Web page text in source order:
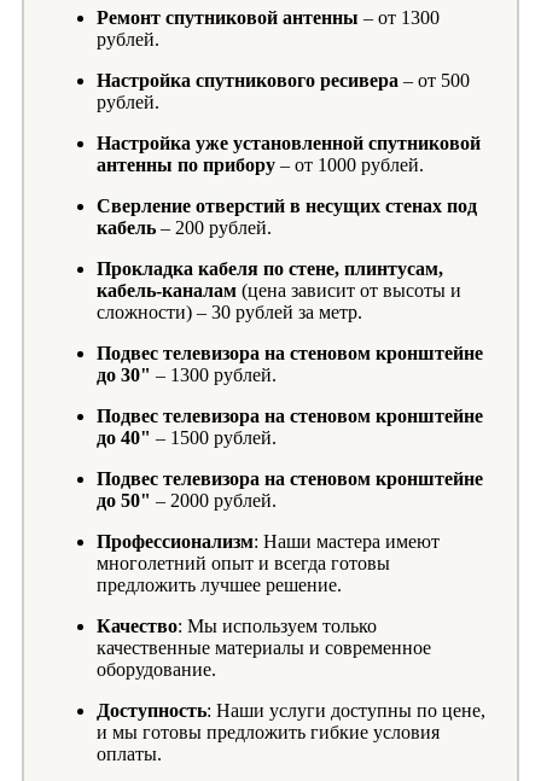
Ремонт спутниковой антенны – от 1300
рублей.
Настройка спутникового ресивера – от 500
рублей.
Настройка уже установленной спутниковой
антенны по прибору – от 1000 рублей.
Сверление отверстий в несущих стенах под
кабель – 200 рублей.
Прокладка кабеля по стене, плинтусам,
кабель-каналам (цена зависит от высоты и
сложности) – 30 рублей за метр.
Подвес телевизора на стеновом кронштейне
до 30" – 1300 рублей.
Подвес телевизора на стеновом кронштейне
до 40" – 1500 рублей.
Подвес телевизора на стеновом кронштейне
до 50" – 2000 рублей.
Профессионализм: Наши мастера имеют
многолетний опыт и всегда готовы
предложить лучшее решение.
Качество: Мы используем только
качественные материалы и современное
оборудование.
Доступность: Наши услуги доступны по цене,
и мы готовы предложить гибкие условия
оплаты.